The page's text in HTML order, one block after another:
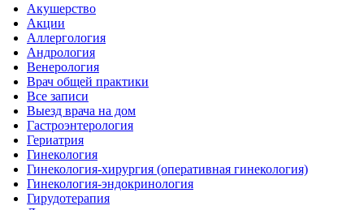
Акушерство
Акции
Аллергология
Андрология
Венерология
Врач общей практики
Все записи
Выезд врача на дом
Гастроэнтерология
Гериатрия
Гинекология
Гинекология-хирургия (оперативная гинекология)
Гинекология-эндокринология
Гирудотерапия